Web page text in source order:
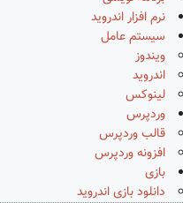
نرم افزار اندروید
سیستم عامل
ویندوز
اندروید
لینوکس
وردپرس
قالب وردپرس
افزونه وردپرس
بازی
دانلود بازی اندروید